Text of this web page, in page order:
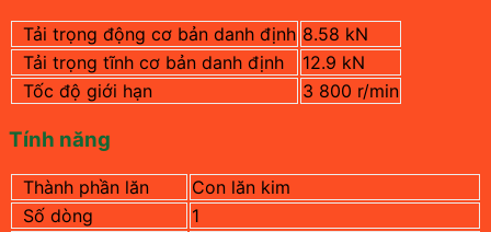
Tải trọng động cơ bản danh định 8.58 kN
Tải trọng tĩnh cơ bản danh định
12.9 kN
Tốc độ giới hạn
3 800 r/min
Tính năng
Thành phần lăn
Con lăn kim
Số dòng
1